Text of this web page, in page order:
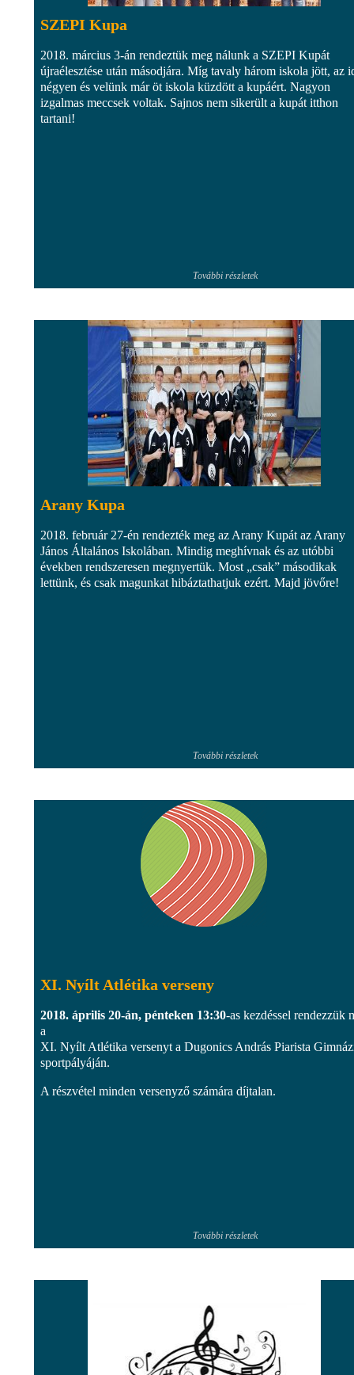
SZEPI Kupa
2018. március 3-án rendeztük meg nálunk a SZEPI Kupát
újraélesztése után másodjára. Míg tavaly három iskola jött, az
négyen és velünk már öt iskola küzdött a kupáért. Nagyon
izgalmas meccsek voltak. Sajnos nem sikerült a kupát itthon
tartani!
További részletek
Arany Kupa
2018. február 27-én rendezték meg az Arany Kupát az Arany
János Általános Iskolában. Mindig meghívnak és az utóbbi
években rendszeresen megnyertük. Most „csak” másodikak
lettünk, és csak magunkat hibáztathatjuk ezért. Majd jövőre!
További részletek
XI. Nyílt Atlétika verseny
2018. április 20-án, pénteken 13:30-as kezdéssel rendezzük
a
XI. Nyílt Atlétika versenyt a Dugonics András Piarista
sportpályáján.
A részvétel minden versenyző számára díjtalan.
További részletek